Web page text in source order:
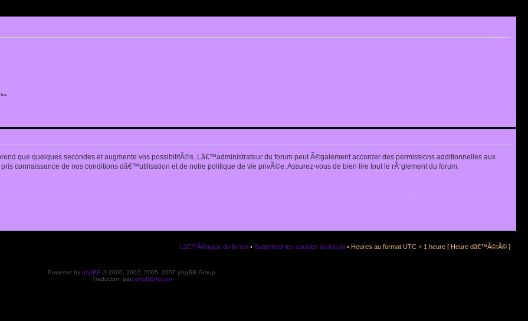
que quelques secondes et augmente vos possibilitÃ©s. Lâ€™administrateur du forum peut Ã©galement accorder des permissions additionnelles aux
connaissance de nos conditions dâ€™utilisation et de notre politique de vie privÃ©e. Assurez-vous de bien lire tout le rÃ¨glement du forum.
Lâ€™Ã©quipe du forum • Supprimer les cookies du forum • Heures au format UTC + 1 heure [ Heure dâ€™Ã©tÃ© ]
Powered by phpBB © 2000, 2002, 2005, 2007 phpBB Group
Traduction par: phpBB-fr.com